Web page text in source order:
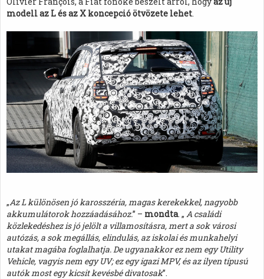
modell az L és az X koncepció ötvözete lehet.
„Az L különösen jó karosszéria, magas kerekekkel, nagyobb
akkumulátorok hozzáadásához.” – mondta. „ A családi
közlekedéshez is jó jelölt a villamosításra, mert a sok városi
autózás, a sok megállás, elindulás, az iskolai és munkahelyi
utakat magába foglalhatja. De ugyanakkor ez nem egy Utility
Vehicle, vagyis nem egy UV; ez egy igazi MPV, és az ilyen típusú
autók most egy kicsit kevésbé divatosak”.